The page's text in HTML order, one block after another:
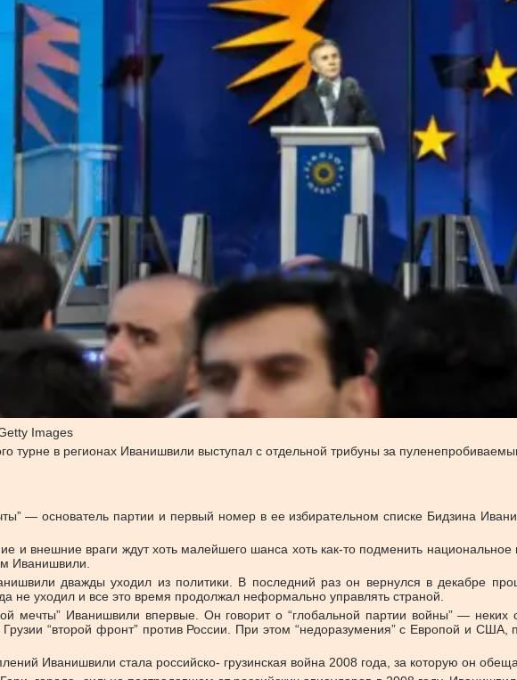
Images
турне в регионах Иванишвили выступал с отдельной трибуны за
— основатель партии и первый номер в ее избирательном списке Бидзина
и внешние враги ждут хоть малейшего шанса хоть как-то подменить
Иванишвили.
дважды уходил из политики. В последний раз он вернулся в декабре
не уходил и все это время продолжал неформально управлять страной.
мечты” Иванишвили впервые. Он говорит о “глобальной партии войны” —
“второй фронт” против России. При этом “недоразумения” с Европой и США,
Иванишвили стала российско- грузинская война 2008 года, за которую он